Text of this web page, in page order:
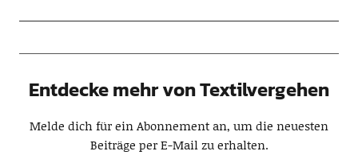
Entdecke mehr von Textilvergehen
Melde dich für ein Abonnement an, um die neuesten
Beiträge per E-Mail zu erhalten.